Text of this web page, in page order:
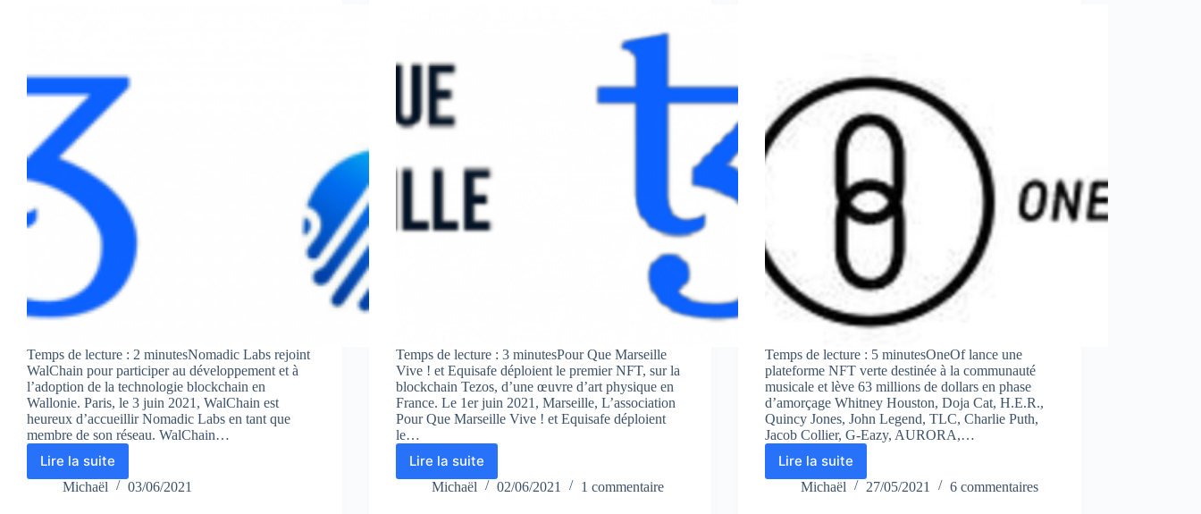
Temps de lecture : 2 minutesNomadic Labs rejoint
WalChain pour participer au développement et à
l’adoption de la technologie blockchain en
Wallonie. Paris, le 3 juin 2021, WalChain est
heureux d’accueillir Nomadic Labs en tant que
membre de son réseau. WalChain…
Lire la suite
Nomadic
Labs
Michaël 03/06/2021
Temps de lecture : 3 minutesPour Que Marseille
Vive ! et Equisafe déploient le premier NFT, sur la
blockchain Tezos, d’une œuvre d’art physique en
France. Le 1er juin 2021, Marseille, L’association
Pour Que Marseille Vive ! et Equisafe déploient
le…
Lire la suite
Pour
Que
Michaël 02/06/2021 1 commentaire
Temps de lecture : 5 minutesOneOf lance une
plateforme NFT verte destinée à la communauté
musicale et lève 63 millions de dollars en phase
d’amorçage Whitney Houston, Doja Cat, H.E.R.,
Quincy Jones, John Legend, TLC, Charlie Puth,
Jacob Collier, G-Eazy, AURORA,…
Lire la suite
OneOf
lance
Michaël 27/05/2021 6 commentaires